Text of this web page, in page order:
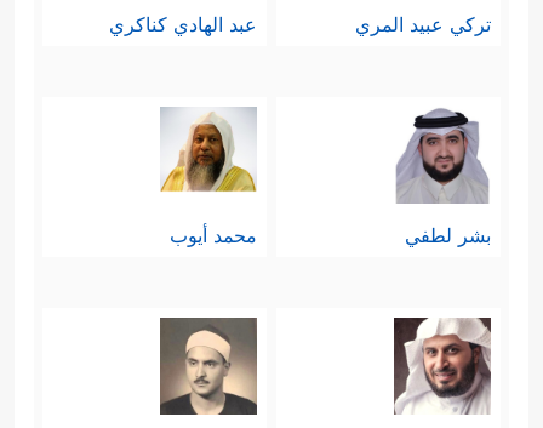
تركي عبيد المري عبد الهادي كناكري
بشر لطفي محمد أيوب